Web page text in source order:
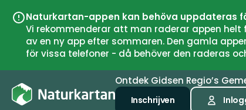
Naturkartan-appen kan behöva uppdateras
Vi rekommenderar att man raderar appen
av en ny app efter sommaren. Den gamla
för vissa telefoner - då behöver den raderas
Ontdek Gidsen Regio’s
Inschrijven